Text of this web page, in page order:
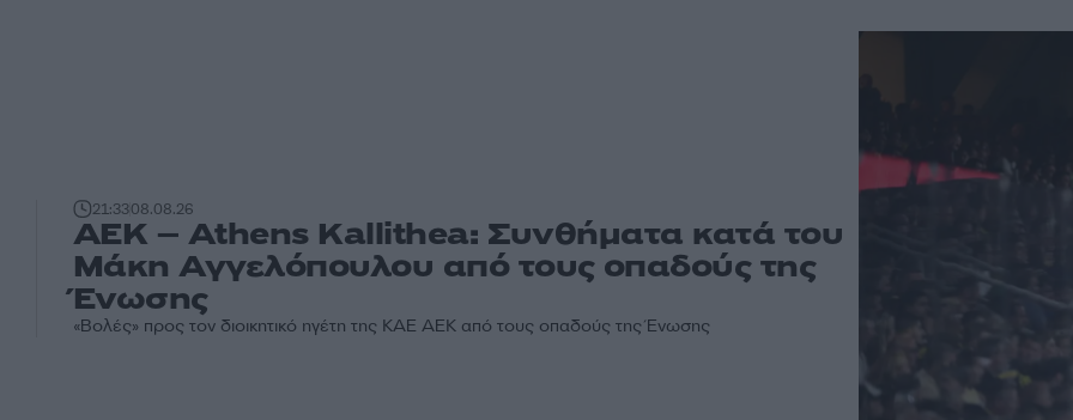
21:3308.08.26
ΑΕΚ – Athens Kallithea: Συνθήματα κατά του
Μάκη Αγγελόπουλου από τους οπαδούς της
Ένωσης
«Βολές» προς τον διοικητικό ηγέτη της ΚΑΕ ΑΕΚ από τους οπαδούς της Ένωσης